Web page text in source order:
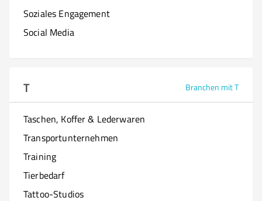
Soziales Engagement
Social Media
T Branchen mit T
Taschen, Koffer & Lederwaren
Transportunternehmen
Training
Tierbedarf
Tattoo-Studios